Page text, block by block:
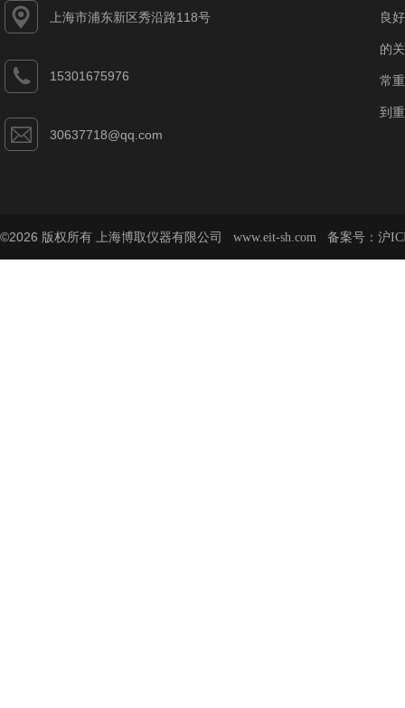
上海市浦东新区秀沿路118号
15301675976
30637718@qq.com
良
的
常
到
©2026 版权所有 上海博取仪器有限公司 www.eit-sh.com 备案号： 沪